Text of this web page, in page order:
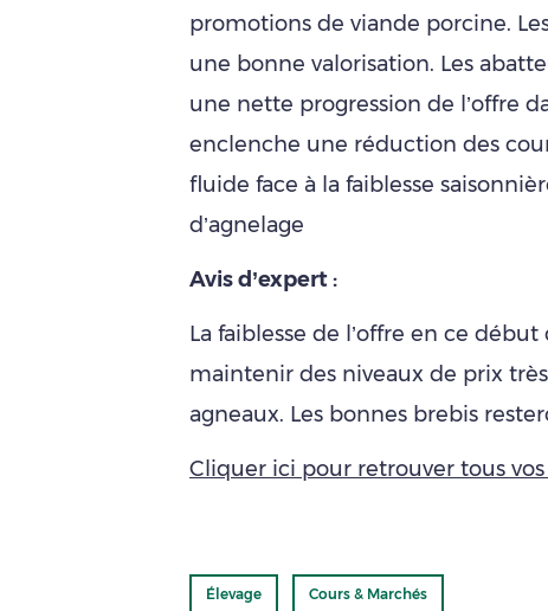
promotions de viande porcine.
une bonne valorisation. Les
une nette progression de l’offre
enclenche une réduction des
fluide face à la faiblesse
d’agnelage
Avis d’expert :
La faiblesse de l’offre en ce
maintenir des niveaux de prix
agneaux. Les bonnes brebis
Cliquer ici pour retrouver tous
Élevage Cours & Marchés